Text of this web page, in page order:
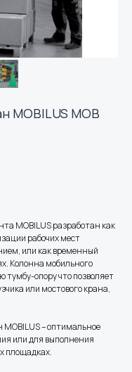
MOBILUS MOB
MOBILUS разработан как
рабочих мест
или как временный
Колонна мобильного
тумбу-опору что позволяет
или мостового крана,
– оптимальное
или для выполнения
площадках.